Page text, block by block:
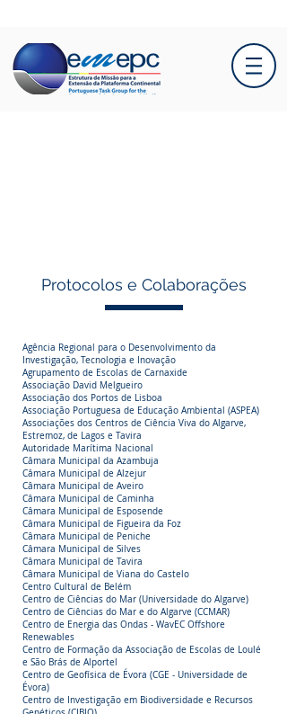
Protocolos e Colaborações
Agência Regional para o Desenvolvimento da
Investigação, Tecnologia e Inovação
Agrupamento de Escolas de Carnaxide
Associação David Melgueiro
Associação dos Portos de Lisboa
Associação Portuguesa de Educação Ambiental (ASPEA)
Associações dos Centros de Ciência Viva do Algarve,
Estremoz, de Lagos e Tavira
Autoridade Marítima Nacional
Câmara Municipal da Azambuja
Câmara Municipal de Alzejur
Câmara Municipal de Aveiro
Câmara Municipal de Caminha
Câmara Municipal de Esposende
Câmara Municipal de Figueira da Foz
Câmara Municipal de Peniche
Câmara Municipal de Silves
Câmara Municipal de Tavira
Câmara Municipal de Viana do Castelo
Centro Cultural de Belém
Centro de Ciências do Mar (Universidade do Algarve)
Centro de Ciências do Mar e do Algarve (CCMAR)
Centro de Energia das Ondas - WavEC Offshore
Renewables
Centro de Formação da Associação de Escolas de Loulé
e São Brás de Alportel
Centro de Geofísica de Évora (CGE - Universidade de
Évora)
Centro de Investigação em Biodiversidade e Recursos